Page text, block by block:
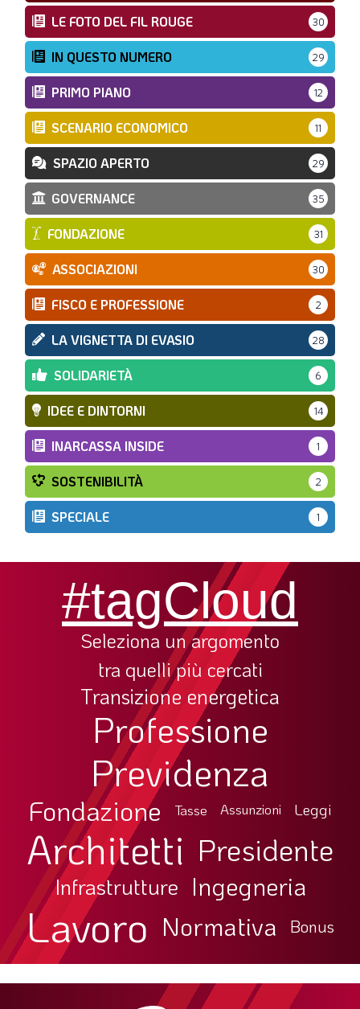
LE FOTO DEL FIL ROUGE 30
IN QUESTO NUMERO 29
PRIMO PIANO 12
SCENARIO ECONOMICO 11
SPAZIO APERTO 29
GOVERNANCE 35
FONDAZIONE 31
ASSOCIAZIONI 30
FISCO E PROFESSIONE 2
LA VIGNETTA DI EVASIO 28
SOLIDARIETÀ 6
IDEE E DINTORNI 14
INARCASSA INSIDE 1
SOSTENIBILITÀ 2
SPECIALE 1
#tagCloud
Seleziona un argomento
tra quelli più cercati
Transizione energetica
Professione
Previdenza
Fondazione Tasse Assunzioni Leggi
Architetti Presidente
Infrastrutture Ingegneria
Lavoro Normativa Bonus